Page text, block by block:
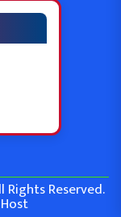
Reserved.